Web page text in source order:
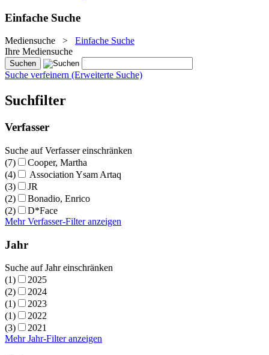
Einfache Suche
Mediensuche > Einfache Suche
Ihre Mediensuche
Suche verfeinern (Erweiterte Suche)
Suchfilter
Verfasser
Suche auf Verfasser einschränken
(7)
Cooper, Martha
(4)
Association Ysam Artaq
(3)
JR
(2)
Bonadio, Enrico
(2)
D*Face
Mehr Verfasser-Filter anzeigen
Jahr
Suche auf Jahr einschränken
(1)
2025
(2)
2024
(1)
2023
(1)
2022
(3)
2021
Mehr Jahr-Filter anzeigen